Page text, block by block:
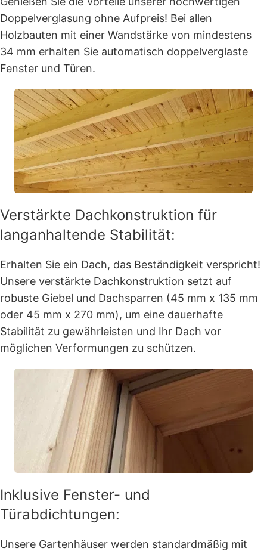
Doppelverglasung ohne Aufpreis! Bei allen
Holzbauten mit einer Wandstärke von mindestens
34 mm erhalten Sie automatisch doppelverglaste
Fenster und Türen.
Verstärkte Dachkonstruktion für
langanhaltende Stabilität:
Erhalten Sie ein Dach, das Beständigkeit verspricht!
Unsere verstärkte Dachkonstruktion setzt auf
robuste Giebel und Dachsparren (45 mm x 135 mm
oder 45 mm x 270 mm), um eine dauerhafte
Stabilität zu gewährleisten und Ihr Dach vor
möglichen Verformungen zu schützen.
Inklusive Fenster- und
Türabdichtungen:
Unsere Gartenhäuser werden standardmäßig mit